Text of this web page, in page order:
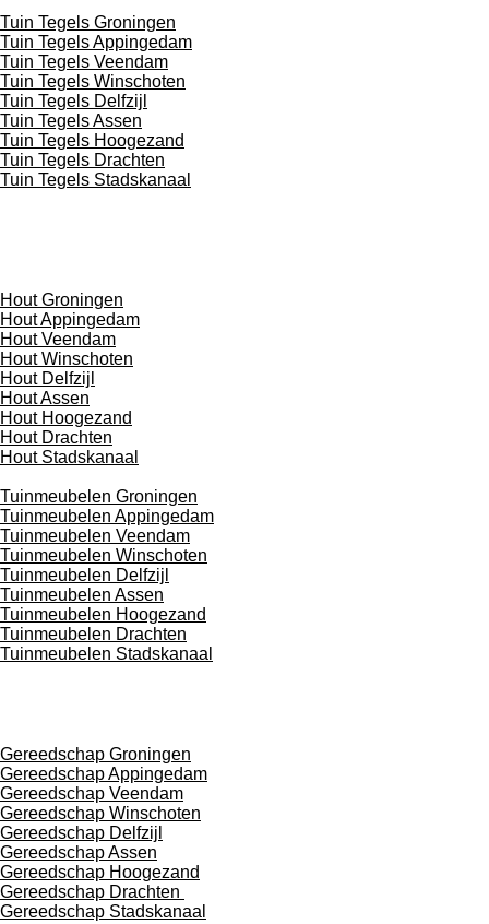
Tuin Tegels Groningen
Tuin Tegels Appingedam
Tuin Tegels Veendam
Tuin Tegels Winschoten
Tuin Tegels Delfzijl
Tuin Tegels Assen
Tuin Tegels Hoogezand
Tuin Tegels Drachten
Tuin Tegels Stadskanaal
Hout Groningen
Hout Appingedam
Hout Veendam
Hout Winschoten
Hout Delfzijl
Hout Assen
Hout Hoogezand
Hout Drachten
Hout Stadskanaal
Tuinmeubelen Groningen
Tuinmeubelen Appingedam
Tuinmeubelen Veendam
Tuinmeubelen Winschoten
Tuinmeubelen Delfzijl
Tuinmeubelen Assen
Tuinmeubelen Hoogezand
Tuinmeubelen Drachten
Tuinmeubelen Stadskanaal
Gereedschap Groningen
Gereedschap Appingedam
Gereedschap Veendam
Gereedschap Winschoten
Gereedschap Delfzijl
Gereedschap Assen
Gereedschap Hoogezand
Gereedschap Drachten
Gereedschap Stadskanaal